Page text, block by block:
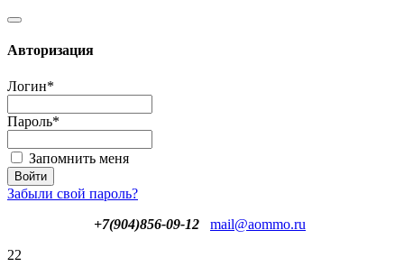
Авторизация
Логин*
Пароль*
Запомнить меня
Забыли свой пароль?
+7(904)856-09-12
mail@aommo.ru
22